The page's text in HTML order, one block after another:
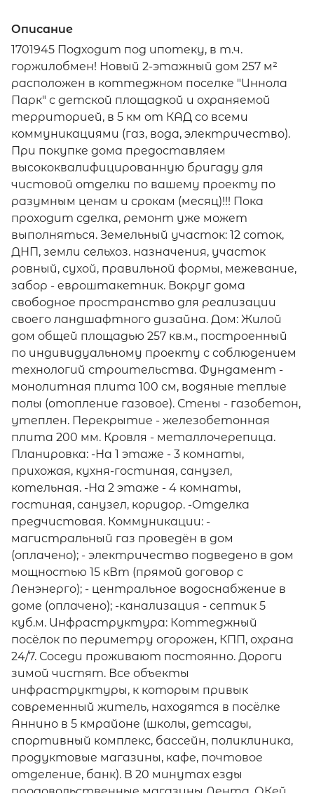
Описание
1701945 Подходит под ипотеку, в т.ч.
горжилобмен! Новый 2-этажный дом 257 м²
расположен в коттеджном поселке "Иннола
Парк" с детской площадкой и охраняемой
территорией, в 5 км от КАД со всеми
коммуникациями (газ, вода, электричество).
При покупке дома предоставляем
высококвалифицированную бригаду для
чистовой отделки по вашему проекту по
разумным ценам и срокам (месяц)!!! Пока
проходит сделка, ремонт уже может
выполняться. Земельный участок: 12 соток,
ДНП, земли сельхоз. назначения, участок
ровный, сухой, правильной формы, межевание,
забор - евроштакетник. Вокруг дома
свободное пространство для реализации
своего ландшафтного дизайна. Дом: Жилой
дом общей площадью 257 кв.м., построенный
по индивидуальному проекту с соблюдением
технологий строительства. Фундамент -
монолитная плита 100 см, водяные теплые
полы (отопление газовое). Стены - газобетон,
утеплен. Перекрытие - железобетонная
плита 200 мм. Кровля - металлочерепица.
Планировка: -На 1 этаже - 3 комнаты,
прихожая, кухня-гостиная, санузел,
котельная. -На 2 этаже - 4 комнаты,
гостиная, санузел, коридор. -Отделка
предчистовая. Коммуникации: -
магистральный газ проведён в дом
(оплачено); - электричество подведено в дом
мощностью 15 кВт (прямой договор с
Ленэнерго); - центральное водоснабжение в
доме (оплачено); -канализация - септик 5
куб.м. Инфраструктура: Коттеджный
посёлок по периметру огорожен, КПП, охрана
24/7. Соседи проживают постоянно. Дороги
зимой чистят. Все объекты
инфраструктуры, к которым привык
современный житель, находятся в посёлке
Аннино в 5 кмрайоне (школы, детсады,
спортивный комплекс, бассейн, поликлиника,
продуктовые магазины, кафе, почтовое
отделение, банк). В 20 минутах езды